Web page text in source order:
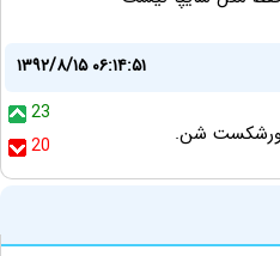
۱۳۹۲/۸/۱۵ ۰۶:۱۴:۵۱
23
20
ورشكست شن.